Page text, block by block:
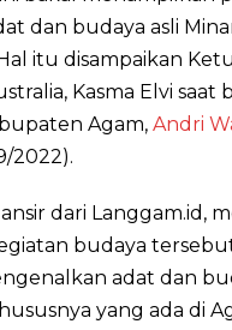
dan budaya asli
itu disampaikan
Kasma Elvi saat
Agam, Andri
2022).
dari Langgam.id,
budaya
adat dan
yang ada di